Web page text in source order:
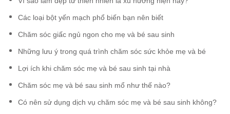
Các loại bột yến mạch phổ biến bạn nên biết
Chăm sóc giấc ngủ ngon cho mẹ và bé sau sinh
Những lưu ý trong quá trình chăm sóc sức khỏe mẹ và bé
Lợi ích khi chăm sóc mẹ và bé sau sinh tại nhà
Chăm sóc mẹ và bé sau sinh mổ như thế nào?
Có nên sử dụng dịch vụ chăm sóc mẹ và bé sau sinh không?